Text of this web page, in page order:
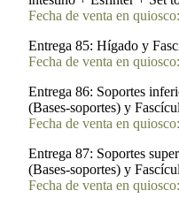
Fecha de venta en
Entrega 85: Hígado y
Fecha de venta en
Entrega 86: Soportes
(Bases-soportes) y
Fecha de venta en
Entrega 87: Soportes
(Bases-soportes) y
Fecha de venta en